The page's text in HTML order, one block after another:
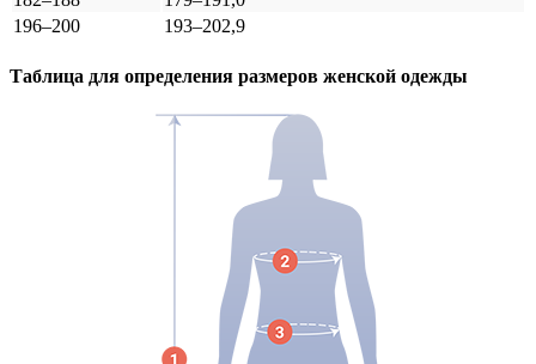
196–200
193–202,9
Таблица для определения размеров женской одежды